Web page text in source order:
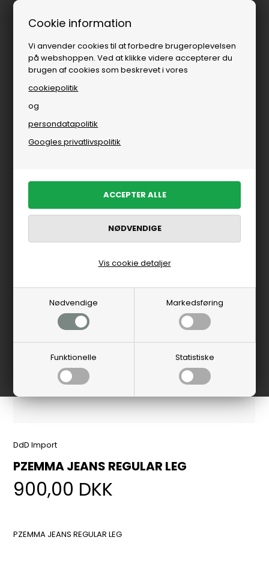
Cookie information
Vi anvender cookies til at forbedre brugeroplevelsen
på webshoppen. Ved at klikke videre accepterer du
brugen af cookies som beskrevet i vores
cookiepolitik
og
persondatapolitik
Googles privatlivspolitik
Nødvendige Markedsføring
Funktionelle Statistiske
Vis cookie detaljer
DdD Import
PZEMMA JEANS REGULAR LEG
900,00 DKK
PZEMMA JEANS REGULAR LEG